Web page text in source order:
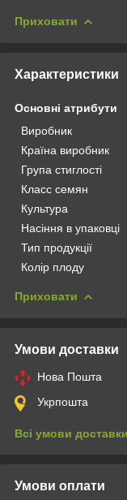
Приховати
Характеристики
Основні атрибути
Виробник
Країна виробник
Група стиглості
Класс семян
Культура
Насіння в упаковці
Тип продукції
Колір плоду
Приховати
Умови доставки
Нова Пошта
Укрпошта
Всі умови доставки
Умови оплати